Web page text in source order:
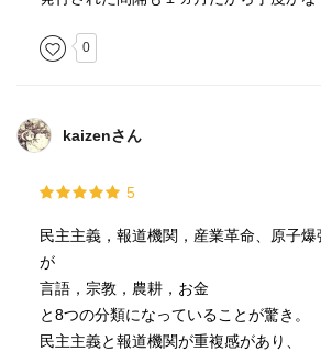
が出来ません。
す。
大きな意味で、人類学と歴史の本です。
か。
ぜひ、高校生や大学生の人にはチャレ
本でした。
0
kaizenさん
5
民主主義，報道機関，産業革命、原子爆
が
言語，宗教，農耕，お金
と8つの分類になっていることが驚き。
民主主義と報道機関が重複感があり、